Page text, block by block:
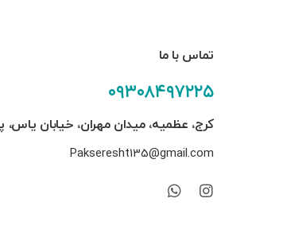
تماس با ما
۰۹۳۰۸۴۹۷۲۲۵
کرج، عظمیه، میدان مهران، خیابان یاس،
Pakseresht135@gmail.com